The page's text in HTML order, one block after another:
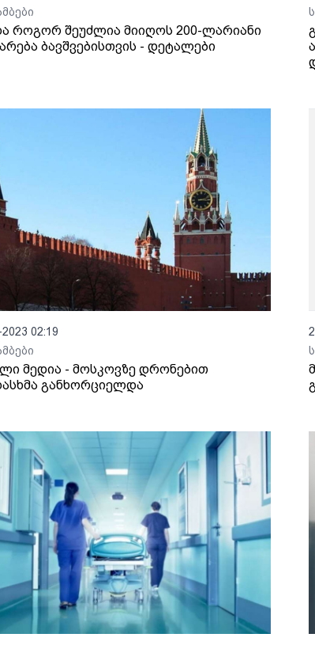
როგორ შეუძლია მიიღოს 200-ლარიანი
ბავშვებისთვის - დეტალები
02:19
მედია - მოსკოვზე დრონებით
განხორციელდა